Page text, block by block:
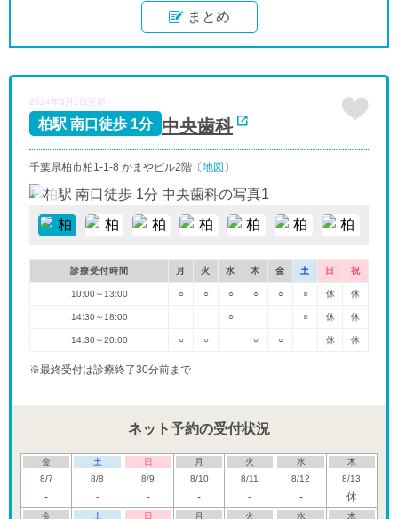
まとめ
2024年3月1日更新
中央歯科
柏駅 南口徒歩 1分
千葉県柏市柏1-1-8 かまやビル2階〔地図 〕
診療受付時間 月 火 水 木 金 土 日 祝
10:00～13:00 ○ ○ ○ ○ ○ ○ 休 休
14:30～18:00 ○ ○ 休 休
14:30～20:00 ○ ○ ○ ○ 休 休
※最終受付は診療終了30分前まで
ネット予約の受付状況
金
8/7
-
土
8/8
-
日
8/9
-
月
8/10
-
火
8/11
-
水
8/12
-
木
8/13
休
金
土
日
月
火
水
木